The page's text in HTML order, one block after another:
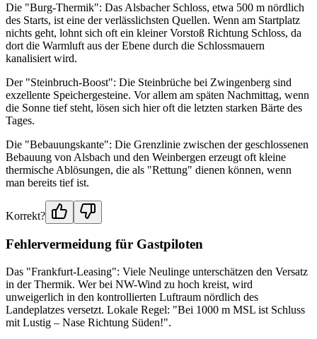
Die "Burg-Thermik": Das Alsbacher Schloss, etwa 500 m nördlich
des Starts, ist eine der verlässlichsten Quellen. Wenn am Startplatz
nichts geht, lohnt sich oft ein kleiner Vorstoß Richtung Schloss, da
dort die Warmluft aus der Ebene durch die Schlossmauern
kanalisiert wird.
Der "Steinbruch-Boost": Die Steinbrüche bei Zwingenberg sind
exzellente Speichergesteine. Vor allem am späten Nachmittag, wenn
die Sonne tief steht, lösen sich hier oft die letzten starken Bärte des
Tages.
Die "Bebauungskante": Die Grenzlinie zwischen der geschlossenen
Bebauung von Alsbach und den Weinbergen erzeugt oft kleine
thermische Ablösungen, die als "Rettung" dienen können, wenn
man bereits tief ist.
Korrekt?
Fehlervermeidung für Gastpiloten
Das "Frankfurt-Leasing": Viele Neulinge unterschätzen den Versatz
in der Thermik. Wer bei NW-Wind zu hoch kreist, wird
unweigerlich in den kontrollierten Luftraum nördlich des
Landeplatzes versetzt. Lokale Regel: "Bei 1000 m MSL ist Schluss
mit Lustig – Nase Richtung Süden!".